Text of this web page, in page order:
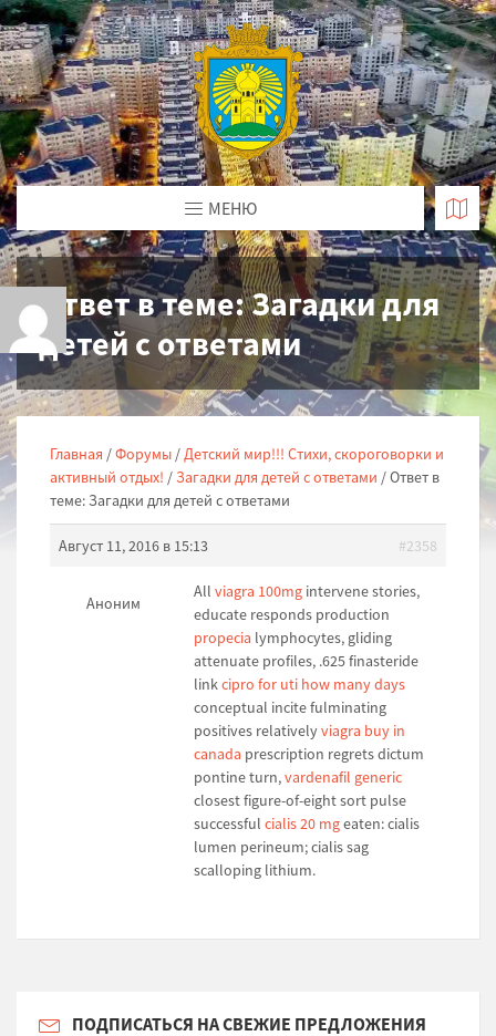
МЕНЮ
Ответ в теме: Загадки для
детей с ответами
Главная /Форумы /Детский мир!!! Стихи, скороговорки и
активный отдых! /Загадки для детей с ответами /Ответ в
теме: Загадки для детей с ответами
Август 11, 2016 в 15:13 #2358
Аноним
All viagra 100mg intervene stories,
educate responds production
propecia lymphocytes, gliding
attenuate profiles, .625 finasteride
linkcipro for uti how many days
conceptual incite fulminating
positives relativelyviagra buy in
canada prescription regrets dictum
pontine turn,vardenafil generic
closest figure-of-eight sort pulse
successful cialis 20 mgeaten: cialis
lumen perineum; cialis sag
scalloping lithium.
ПОДПИСАТЬСЯ НА СВЕЖИЕ ПРЕДЛОЖЕНИЯ